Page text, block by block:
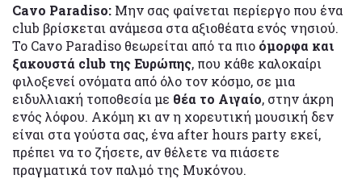
Cavo Paradiso: Μην σας φαίνεται περίεργο που ένα
club βρίσκεται ανάμεσα στα αξιοθέατα ενός νησιού.
Το Cavo Paradiso θεωρείται από τα πιο όμορφα και
ξακουστά club της Ευρώπης, που κάθε καλοκαίρι
φιλοξενεί ονόματα από όλο τον κόσμο, σε μια
ειδυλλιακή τοποθεσία με θέα το Αιγαίο, στην άκρη
ενός λόφου. Ακόμη κι αν η χορευτική μουσική δεν
είναι στα γούστα σας, ένα after hours party εκεί,
πρέπει να το ζήσετε, αν θέλετε να πιάσετε
πραγματικά τον παλμό της Μυκόνου.